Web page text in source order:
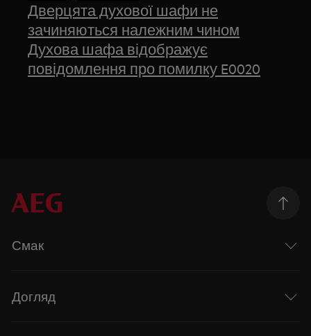
Дверцята духової шафи не
зачиняються належним чином
Духова шафа відображує
повідомлення про помилку E0020
Смак
Догляд